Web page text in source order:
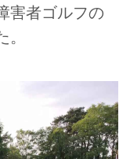
害者ゴルフの